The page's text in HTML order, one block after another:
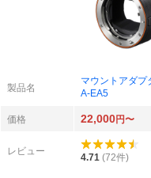
製品名
マウントアダプ
A-EA5
価格
22,000円〜
レビュー
4.71 (72件)